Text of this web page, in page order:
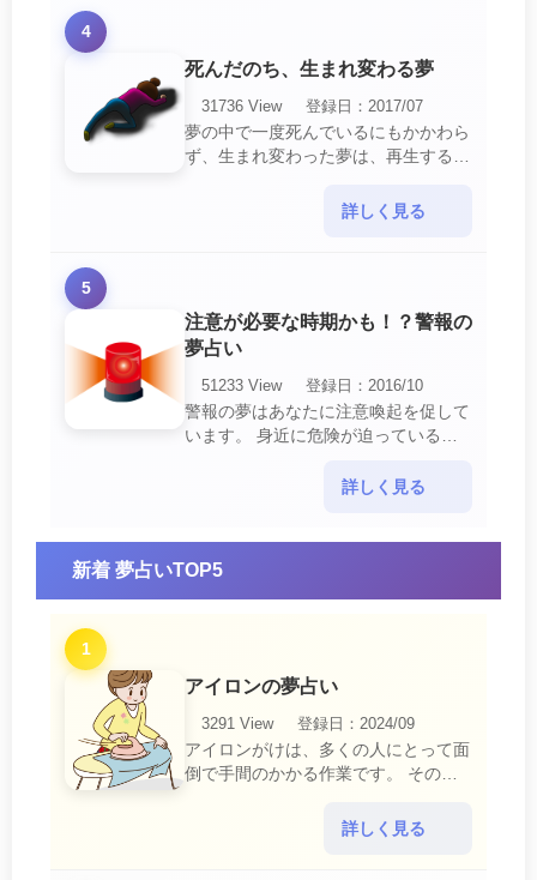
4
死んだのち、生まれ変わる夢
31736 View
登録日：2017/07
夢の中で一度死んでいるにもかかわら
ず、生まれ変わった夢は、再生する夢
あなたに関するすべての運気が上昇し
詳しく見る
5
注意が必要な時期かも！？警報の
夢占い
51233 View
登録日：2016/10
警報の夢はあなたに注意喚起を促して
います。 身近に危険が迫っている暗
て危機を回避する事が必要です。 ま
詳しく見る
新着 夢占いTOP5
1
アイロンの夢占い
3291 View
登録日：2024/09
アイロンがけは、多くの人にとって面
倒で手間のかかる作業です。 そのた
中で感じるわずらわしさやストレスか
詳しく見る